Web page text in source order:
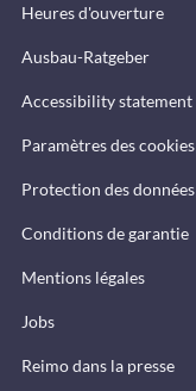
Heures d'ouverture
Ausbau-Ratgeber
Accessibility statement
Paramètres des cookies
Protection des données
Conditions de garantie
Mentions légales
Jobs
Reimo dans la presse